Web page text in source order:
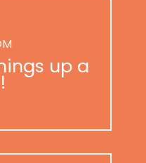
up a